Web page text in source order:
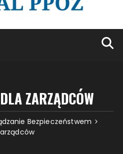
DLA ZARZĄDCÓW
Bezpieczeństwem